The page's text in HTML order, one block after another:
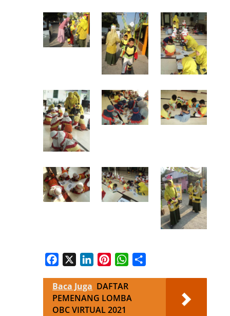
Facebook LinkedInPinterestWhatsApp
Baca Juga DAFTAR
PEMENANG LOMBA
OBC VIRTUAL 2021